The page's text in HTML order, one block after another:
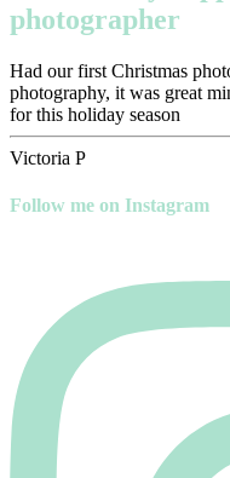
photographer
Had our first Christmas
photography, it was great
for this holiday season
Victoria P
Follow me on Instagram